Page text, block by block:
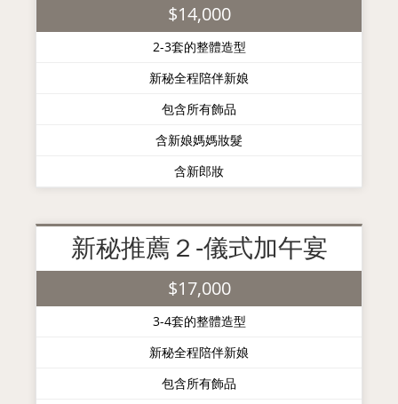
$14,000
2-3套的整體造型
新秘全程陪伴新娘
包含所有飾品
含新娘媽媽妝髮
含新郎妝
新秘推薦２-儀式加午宴
$17,000
3-4套的整體造型
新秘全程陪伴新娘
包含所有飾品